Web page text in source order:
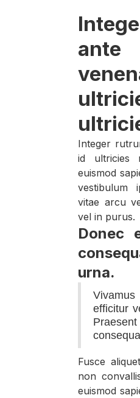
Integer
id ultricies
euismod
vestibulum
vitae arcu
vel in purus.
Donec
urna.
efficitur
Fusce
non
euismod